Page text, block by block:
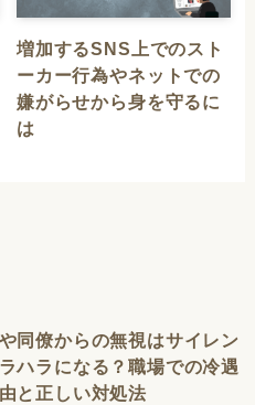
増加するSNS上でのスト
ーカー行為やネットでの
嫌がらせから身を守るに
は
や同僚からの無視はサイレン
ラハラになる？職場での冷遇
と正しい対処法